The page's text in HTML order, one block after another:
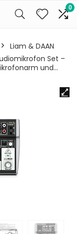
0
Liam & DAAN
Set –
und…